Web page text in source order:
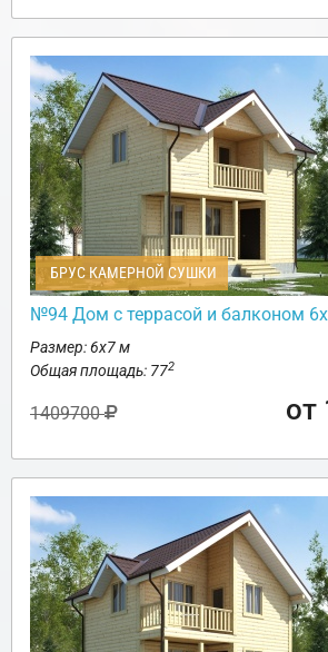
БРУС КАМЕРНОЙ СУШКИ
№94 Дом с террасой и балконом
Размер: 6х7 м
Общая площадь: 772
1409700 от